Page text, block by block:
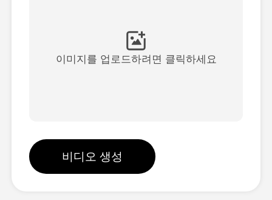
See All Templates
블로그
이미지를 업로드하려면 클릭하세요
비디오 생성